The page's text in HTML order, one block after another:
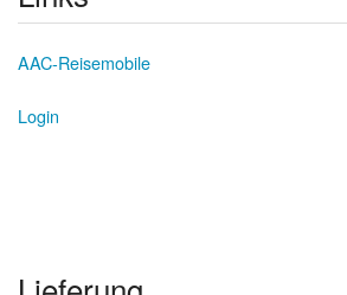
AAC-Reisemobile
Login